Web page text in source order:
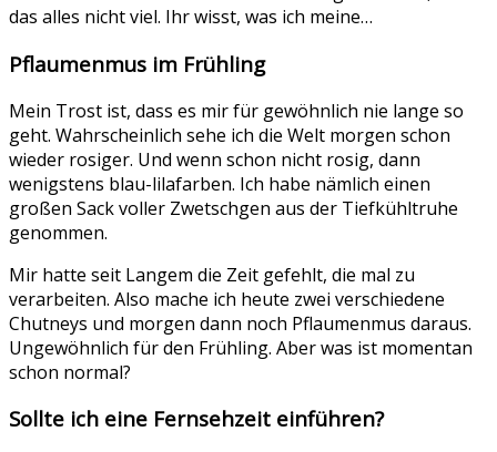
das alles nicht viel. Ihr wisst, was ich meine…
Pflaumenmus im Frühling
Mein Trost ist, dass es mir für gewöhnlich nie lange so
geht. Wahrscheinlich sehe ich die Welt morgen schon
wieder rosiger. Und wenn schon nicht rosig, dann
wenigstens blau-lilafarben. Ich habe nämlich einen
großen Sack voller Zwetschgen aus der Tiefkühltruhe
genommen.
Mir hatte seit Langem die Zeit gefehlt, die mal zu
verarbeiten. Also mache ich heute zwei verschiedene
Chutneys und morgen dann noch Pflaumenmus daraus.
Ungewöhnlich für den Frühling. Aber was ist momentan
schon normal?
Sollte ich eine Fernsehzeit einführen?